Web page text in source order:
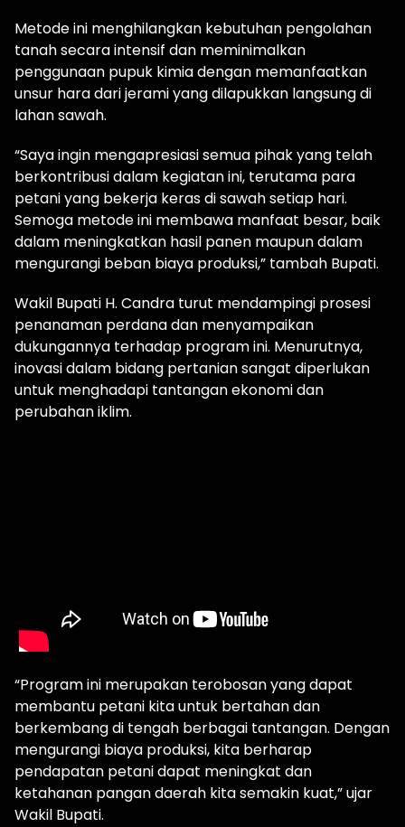
Metode ini menghilangkan kebutuhan pengolahan
tanah secara intensif dan meminimalkan
penggunaan pupuk kimia dengan memanfaatkan
unsur hara dari jerami yang dilapukkan langsung di
lahan sawah.
“Saya ingin mengapresiasi semua pihak yang telah
berkontribusi dalam kegiatan ini, terutama para
petani yang bekerja keras di sawah setiap hari.
Semoga metode ini membawa manfaat besar, baik
dalam meningkatkan hasil panen maupun dalam
mengurangi beban biaya produksi,” tambah Bupati.
Wakil Bupati H. Candra turut mendampingi prosesi
penanaman perdana dan menyampaikan
dukungannya terhadap program ini. Menurutnya,
inovasi dalam bidang pertanian sangat diperlukan
untuk menghadapi tantangan ekonomi dan
perubahan iklim.
“Program ini merupakan terobosan yang dapat
membantu petani kita untuk bertahan dan
berkembang di tengah berbagai tantangan. Dengan
mengurangi biaya produksi, kita berharap
pendapatan petani dapat meningkat dan
ketahanan pangan daerah kita semakin kuat,” ujar
Wakil Bupati.